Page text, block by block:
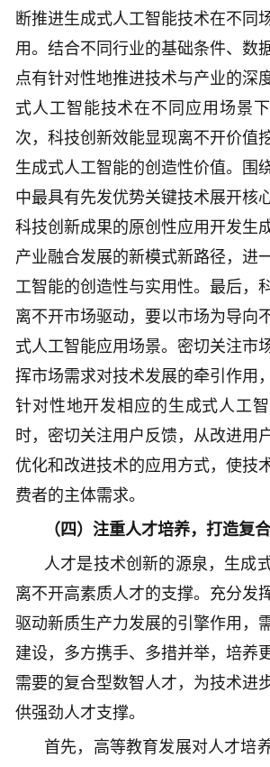
断推进生成式人工智能技术在不同
用。结合不同行业的基础条件、数
点有针对性地推进技术与产业的深
式人工智能技术在不同应用场景
次，科技创新效能显现离不开价值
生成式人工智能的创造性价值。围
中最具有先发优势关键技术展开核
科技创新成果的原创性应用开发生
产业融合发展的新模式新路径，进
工智能的创造性与实用性。最后，
离不开市场驱动，要以市场为导向
式人工智能应用场景。密切关注市
挥市场需求对技术发展的牵引作用
针对性地开发相应的生成式人工
时，密切关注用户反馈，从改进用
优化和改进技术的应用方式，使技
费者的主体需求。
（四）注重人才培养，打造复
人才是技术创新的源泉，生成
离不开高素质人才的支撑。充分发
驱动新质生产力发展的引擎作用，
建设，多方携手、多措并举，培养
需要的复合型数智人才，为技术进
供强劲人才支撑。
首先，高等教育发展对人才培